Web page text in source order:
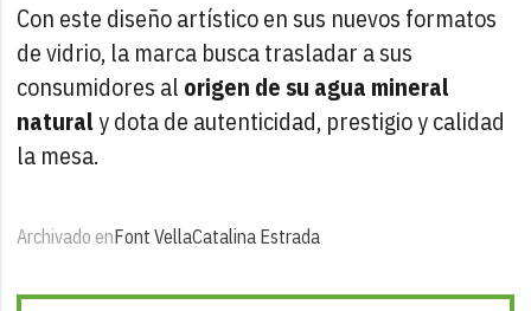
Con este diseño artístico en sus nuevos formatos
de vidrio, la marca busca trasladar a sus
consumidores al origen de su agua mineral
naturaly dota de autenticidad, prestigio y calidad
la mesa.
Archivado enFont VellaCatalina Estrada